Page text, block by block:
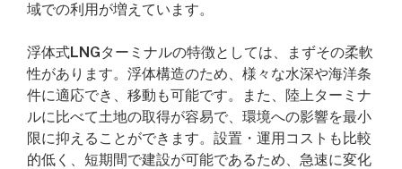
域での利用が増えています。
浮体式LNGターミナルの特徴としては、まずその柔軟
性があります。浮体構造のため、様々な水深や海洋条
件に適応でき、移動も可能です。また、陸上ターミナ
ルに比べて土地の取得が容易で、環境への影響を最小
限に抑えることができます。設置・運用コストも比較
的低く、短期間で建設が可能であるため、急速に変化